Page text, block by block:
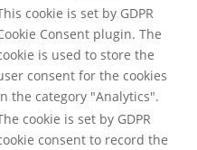
cookie is set by GDPR
Consent plugin. The
is used to store the
consent for the cookies
the category "Analytics".
cookie is set by GDPR
consent to record the